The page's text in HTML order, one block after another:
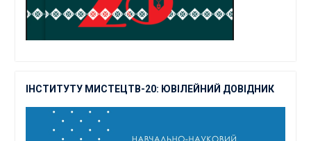
ІНСТИТУТУ МИСТЕЦТВ-20: ЮВІЛЕЙНИЙ ДОВІДНИК